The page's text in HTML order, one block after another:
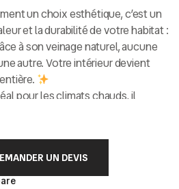
un choix esthétique, c’est un
et la durabilité de votre habitat :
à son veinage naturel, aucune
autre. Votre intérieur devient
pour les climats chauds, il
agréable au toucher.
de son éclat.
les plans de travail, les
de bain ou les éléments
UN DEVIS